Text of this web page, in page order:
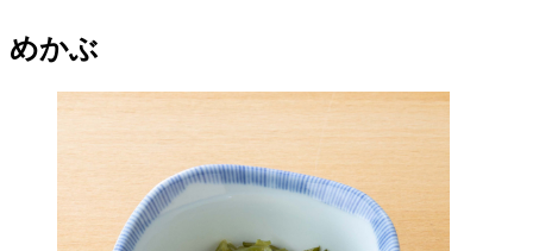
めかぶ